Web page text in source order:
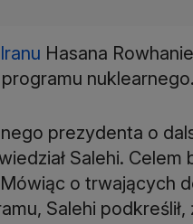
Iranu Hasana
nuklearnego.
prezydenta o
Salehi. Celem
o trwających
Salehi podkreślił,